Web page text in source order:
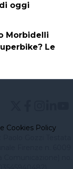
oggi
Morbidelli
Le
Cookies Policy